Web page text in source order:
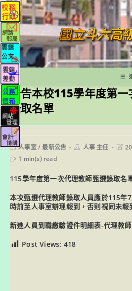
跳
轉
至
主
要
內
容
公告本校115學年度第
錄取名單
Post
category:
人事室/ 最新公告
Post人事 主任
Post
Reading
1 min(s) read
115學年度第一次代理教師甄選錄取名
本次甄選代理教師錄取人員應於115年
時前至人事室辦理報到，否則視同未報
新進人員到職繳驗證件明細表-代理教師
Post Views: 418